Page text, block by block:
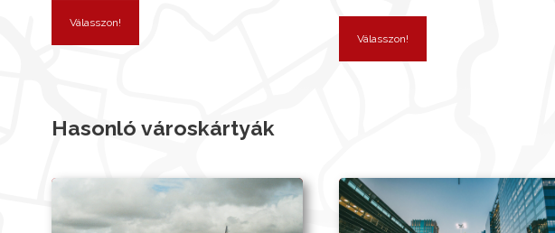
Válasszon!
Válasszon!
Hasonló városkártyák